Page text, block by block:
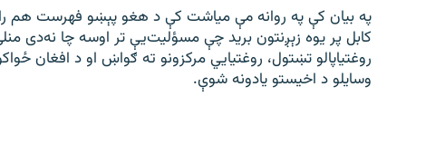
په بیان کې په روانه مې میاشت کې د هغو پېښو فهرست هم
روغتیاپالو تښتول، روغتیایي مرکزونو ته ګواښ او د افغان
وسایلو د اخیستو یادونه شوې.